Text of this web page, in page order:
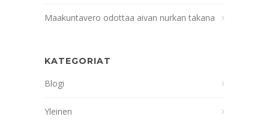
Maakuntavero odottaa aivan nurkan takana
KATEGORIAT
Blogi
Yleinen